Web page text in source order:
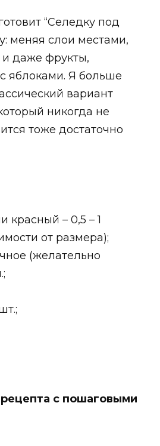
“Селедку под
меняя слои местами,
даже фрукты,
яблоками. Я больше
вариант
никогда не
тоже достаточно
красный – 0,5 – 1
от размера);
(желательно
с пошаговыми